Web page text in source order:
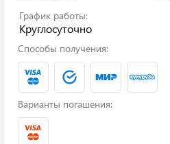
График работы:
Круглосуточно
Способы получения:
Варианты погашения: